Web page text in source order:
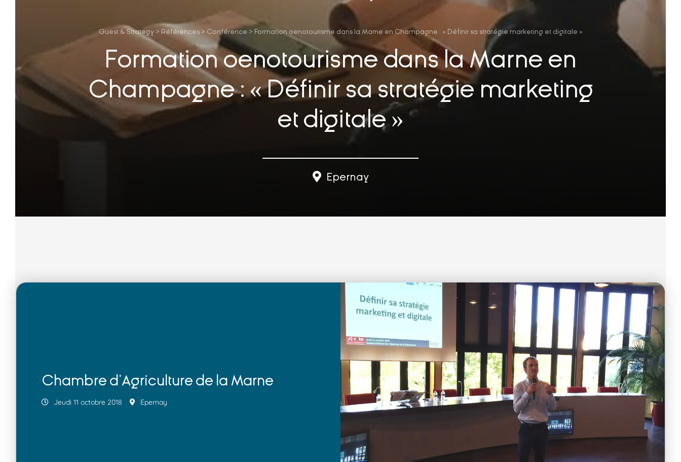
Guest & Strategy> Références> Conférence > Formation oenotourisme dans la Marne en Champagne : « Définir sa stratégie marketing et digitale »
Formation oenotourisme dans la Marne en
Champagne : « Définir sa stratégie marketing
et digitale »
Epernay
Chambre d’Agriculture de la Marne
Jeudi 11 octobre 2018 Epernay